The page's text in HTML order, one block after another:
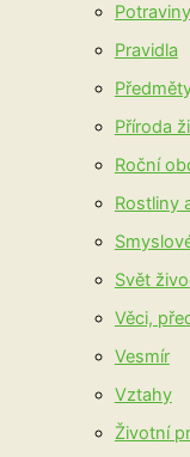
Potraviny
Pravidla
Příroda
Roční
Rostliny
Svět
Věci,
Vesmír
Vztahy
Životní